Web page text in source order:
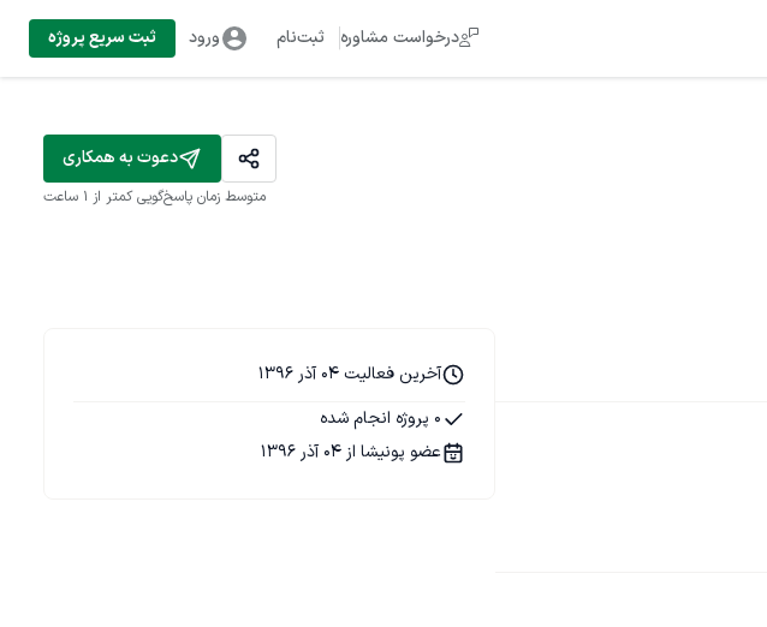
درخواست مشاوره ثبت‌نام ورود ثبت سریع پروژه
دعوت به همکاری
متوسط زمان پاسخ‌گویی کمتر از 1 ساعت
آخرین فعالیت 04 آذر 1396
0 پروژه انجام شده
عضو پونیشا از 04 آذر 1396